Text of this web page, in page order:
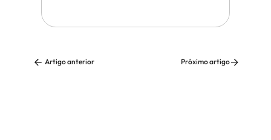
Artigo anterior Próximo artigo